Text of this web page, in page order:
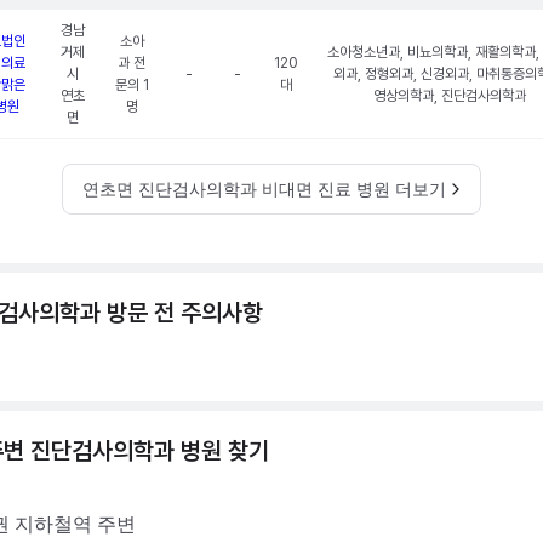
인
료
은
원
경남
거제
시
연초
면
소아
과 전
문의 1
명
- -
120
대
소아청소년과, 비뇨의학과, 재활의학과,
외과, 정형외과, 신경외과, 마취통증의
영상의학과, 진단검사의학과
연초면 진단검사의학과 비대면 진료 병원 더보기
사의학과 방문 전 주의사항
진단검사의학과 병원 찾기
지하철역 주변